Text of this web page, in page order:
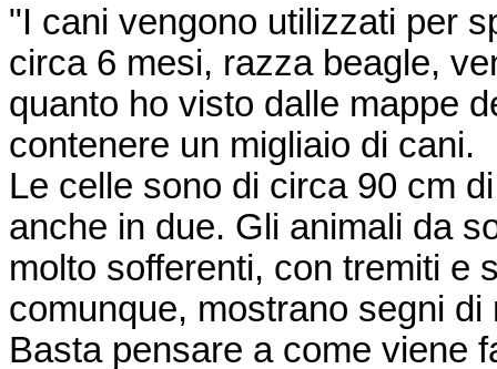
"I cani vengono utilizzati per
circa 6 mesi, razza beagle,
quanto ho visto dalle mappe
contenere un migliaio di cani.
Le celle sono di circa 90 cm
anche in due. Gli animali da
molto sofferenti, con tremiti e
comunque, mostrano segni
Basta pensare a come viene